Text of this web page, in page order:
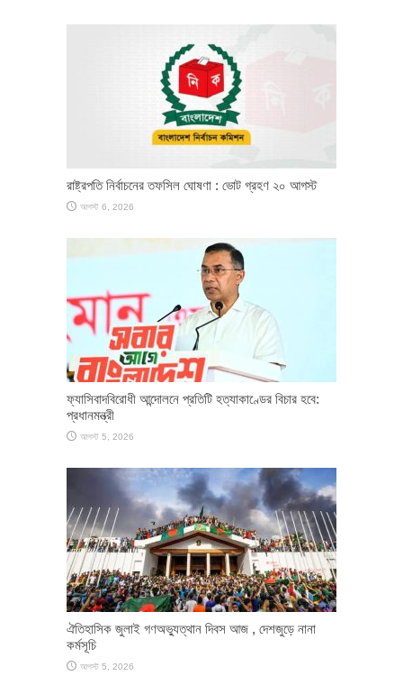
রাষ্ট্রপতি নির্বাচনের তফসিল ঘোষণা : ভোট গ্রহণ ২০ আগস্ট
আগস্ট 6, 2026
ফ্যাসিবাদবিরোধী আন্দোলনে প্রতিটি হত্যাকাণ্ডের বিচার হবে:
প্রধানমন্ত্রী
আগস্ট 5, 2026
ঐতিহাসিক জুলাই গণঅভ্যুত্থান দিবস আজ , দেশজুড়ে নানা
কর্মসূচি
আগস্ট 5, 2026